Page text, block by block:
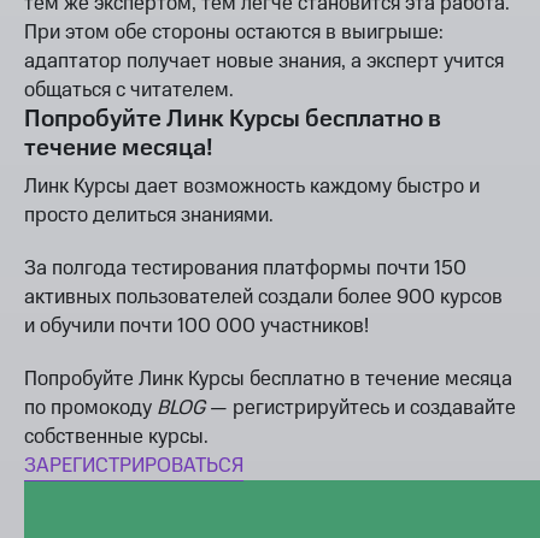
При этом обе стороны остаются в выигрыше:
адаптатор получает новые знания, а эксперт учится
общаться с читателем.
Попробуйте Линк Курсы бесплатно в
течение месяца!
Линк Курсы дает возможность каждому быстро и
просто делиться знаниями.
За полгода тестирования платформы почти 150
активных пользователей создали более 900 курсов
и обучили почти 100 000 участников!
Попробуйте Линк Курсы бесплатно в течение месяца
по промокоду BLOG— регистрируйтесь и создавайте
собственные курсы.
ЗАРЕГИСТРИРОВАТЬСЯ